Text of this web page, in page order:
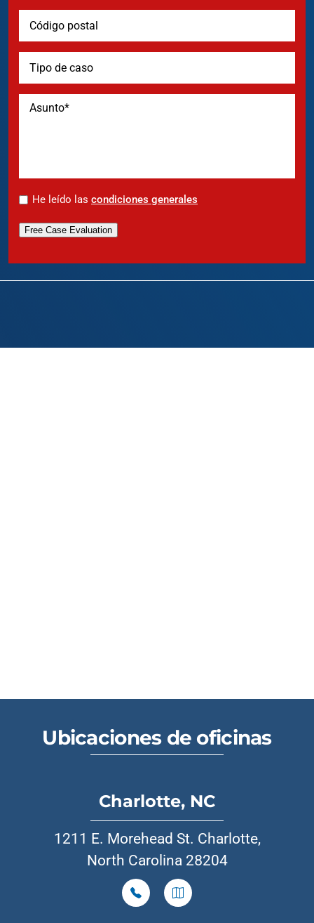
* He leído las condiciones generales
Free Case Evaluation
Ubicaciones de oficinas
Charlotte, NC
1211 E. Morehead St. Charlotte,
North Carolina 28204